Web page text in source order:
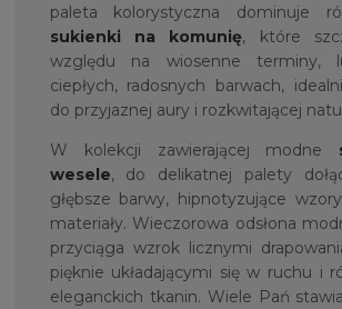
paleta kolorystyczna dominuje
sukienki na komunię, które
względu na wiosenne terminy,
ciepłych, radosnych barwach,
do przyjaznej aury i rozkwitającej
W kolekcji zawierającej modne
wesele, do delikatnej palety
głębsze barwy, hipnotyzujące
materiały. Wieczorowa odsłona
przyciąga wzrok licznymi
pięknie układającymi się w ruchu i
eleganckich tkanin. Wiele Pań